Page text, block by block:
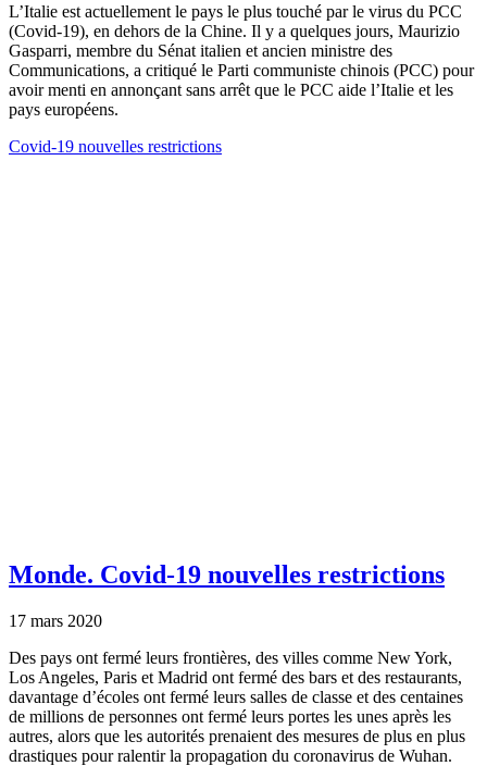
L’Italie est actuellement le pays le plus touché par le virus du PCC
(Covid-19), en dehors de la Chine. Il y a quelques jours, Maurizio
Gasparri, membre du Sénat italien et ancien ministre des
Communications, a critiqué le Parti communiste chinois (PCC) pour
avoir menti en annonçant sans arrêt que le PCC aide l’Italie et les
pays européens.
Covid-19 nouvelles restrictions
Monde. Covid-19 nouvelles restrictions
17 mars 2020
Des pays ont fermé leurs frontières, des villes comme New York,
Los Angeles, Paris et Madrid ont fermé des bars et des restaurants,
davantage d’écoles ont fermé leurs salles de classe et des centaines
de millions de personnes ont fermé leurs portes les unes après les
autres, alors que les autorités prenaient des mesures de plus en plus
drastiques pour ralentir la propagation du coronavirus de Wuhan.